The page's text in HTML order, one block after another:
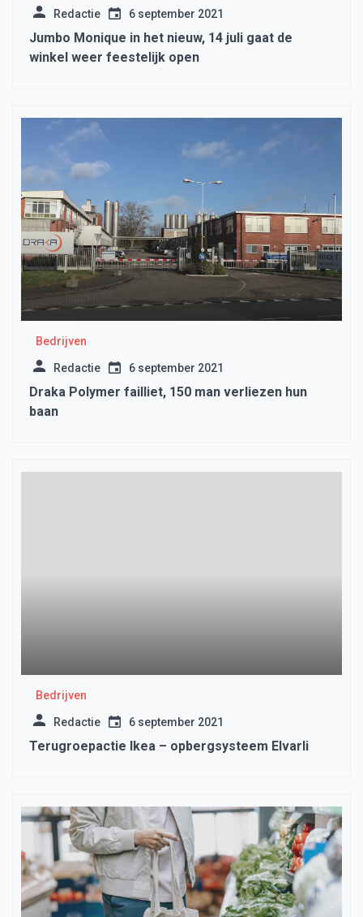
Redactie 6 september 2021
Jumbo Monique in het nieuw, 14 juli gaat de
winkel weer feestelijk open
Bedrijven
Redactie 6 september 2021
Draka Polymer failliet, 150 man verliezen hun
baan
Bedrijven
Redactie 6 september 2021
Terugroepactie Ikea – opbergsysteem Elvarli